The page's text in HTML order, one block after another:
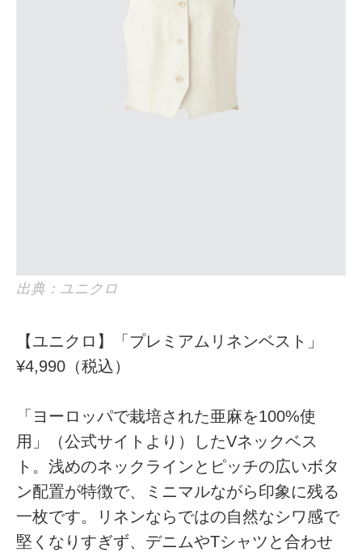
出典：ユニクロ
【ユニクロ】「プレミアムリネンベスト」
¥4,990（税込）
「ヨーロッパで栽培された亜麻を100%使
用」（公式サイトより）したVネックベス
ト。浅めのネックラインとピッチの広いボタ
ン配置が特徴で、ミニマルながら印象に残る
一枚です。リネンならではの自然なシワ感で
堅くなりすぎず、デニムやTシャツと合わせ